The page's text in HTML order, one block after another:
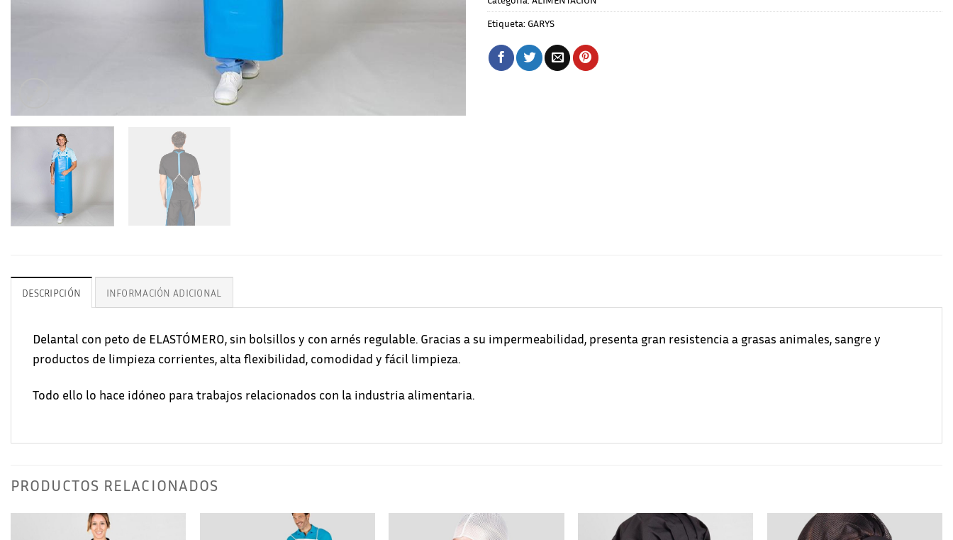
Etiqueta: GARYS
DESCRIPCIÓN INFORMACIÓN ADICIONAL
Delantal con peto de ELASTÓMERO, sin bolsillos y con arnés regulable. Gracias a su impermeabilidad, presenta gran resistencia a grasas animales, sangre y
productos de limpieza corrientes, alta flexibilidad, comodidad y fácil limpieza.
Todo ello lo hace idóneo para trabajos relacionados con la industria alimentaria.
PRODUCTOS RELACIONADOS